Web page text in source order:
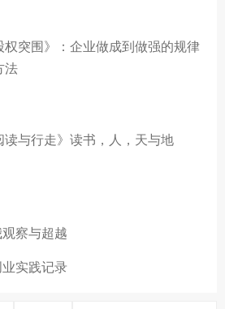
权突围》：企业做成到做强的规律
法
读与行走》读书，人，天与地
观察与超越
业实践记录